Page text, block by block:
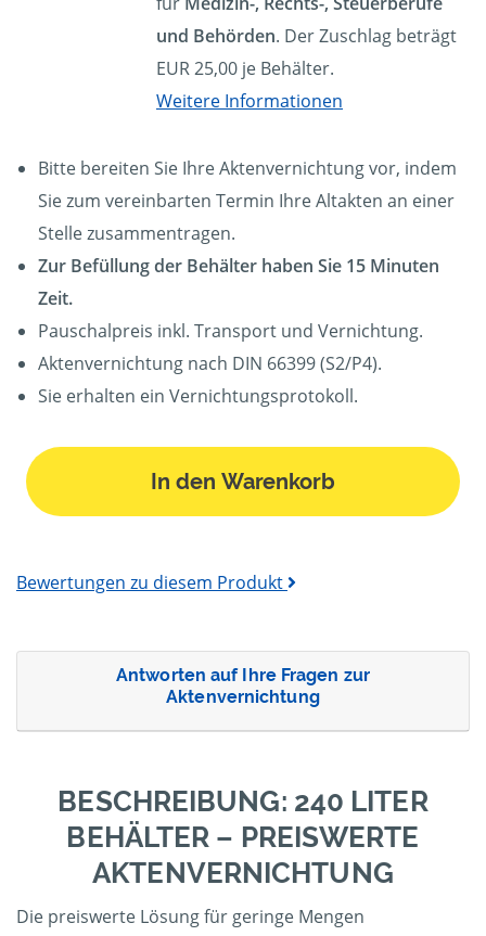
und Behörden. Der Zuschlag beträgt
EUR 25,00 je Behälter.
Weitere Informationen
Bitte bereiten Sie Ihre Aktenvernichtung vor, indem
Sie zum vereinbarten Termin Ihre Altakten an einer
Stelle zusammentragen.
Zur Befüllung der Behälter haben Sie 15 Minuten
Zeit.
Pauschalpreis inkl. Transport und Vernichtung.
Aktenvernichtung nach DIN 66399 (S2/P4).
Sie erhalten ein Vernichtungsprotokoll.
In den Warenkorb
Bewertungen zu diesem Produkt
Antworten auf Ihre Fragen zur
Aktenvernichtung
BESCHREIBUNG: 240 LITER
BEHÄLTER – PREISWERTE
AKTENVERNICHTUNG
Die preiswerte Lösung für geringe Mengen